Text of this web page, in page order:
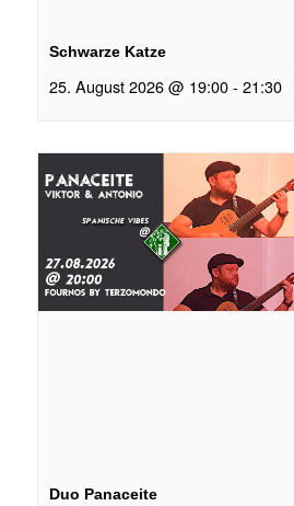
Schwarze Katze
25. August 2026 @ 19:00 - 21:30
Duo Panaceite